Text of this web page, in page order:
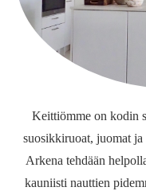
Keittiömme on kodin
suosikkiruoat, juomat
Arkena tehdään
kauniisti nauttien